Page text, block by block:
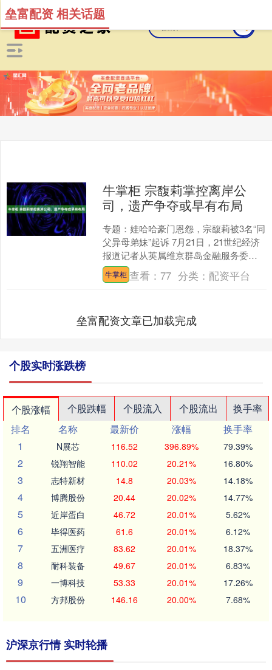
垒富配资 相关话题
牛掌柜 宗馥莉掌控离岸公
司，遗产争夺或早有布局
专题：娃哈哈豪门恩怨，宗馥莉被3名“同
父异母弟妹”起诉 7月21日，21世纪经济
报道记者从英属维京群岛金融服务委员
会查询得知，娃哈哈争产案第二被告Jian
Ha....
牛掌柜 查看：77 分类： 配资平台
垒富配资文章已加载完成
个股实时涨跌榜
个股涨幅 个股跌幅 个股流入 个股流出
换手率
排名
名称 最新价 涨幅
换手率
1
N展芯 116.52 396.89% 79.39%
2 锐翔智能 110.02 20.21% 16.80%
3 志特新材 14.8 20.03% 14.18%
4 博腾股份 20.44 20.02% 14.77%
5 近岸蛋白 46.72 20.01% 5.62%
6 毕得医药 61.6 20.01% 6.12%
7 五洲医疗 83.62 20.01% 18.37%
8 耐科装备 49.67 20.01% 6.83%
9 一博科技 53.33 20.01% 17.26%
10 方邦股份 146.16 20.00% 7.68%
沪深京行情 实时轮播